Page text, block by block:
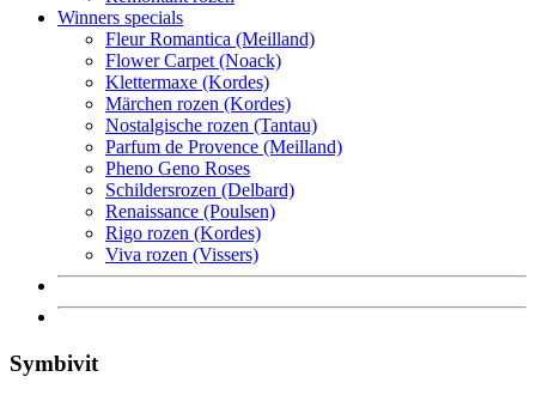
Winners specials
Fleur Romantica (Meilland)
Flower Carpet (Noack)
Klettermaxe (Kordes)
Märchen rozen (Kordes)
Nostalgische rozen (Tantau)
Parfum de Provence (Meilland)
Pheno Geno Roses
Schildersrozen (Delbard)
Renaissance (Poulsen)
Rigo rozen (Kordes)
Viva rozen (Vissers)
Symbivit